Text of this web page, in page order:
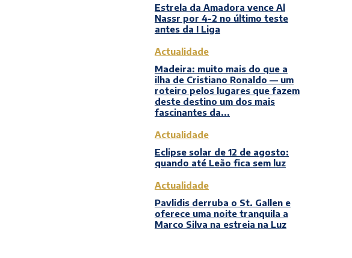
Estrela da Amadora vence Al
Nassr por 4-2 no último teste
antes da I Liga
Actualidade
Madeira: muito mais do que a
ilha de Cristiano Ronaldo — um
roteiro pelos lugares que fazem
deste destino um dos mais
fascinantes da...
Actualidade
Eclipse solar de 12 de agosto:
quando até Leão fica sem luz
Actualidade
Pavlidis derruba o St. Gallen e
oferece uma noite tranquila a
Marco Silva na estreia na Luz